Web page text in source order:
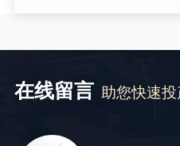
在线留言 助您快速投